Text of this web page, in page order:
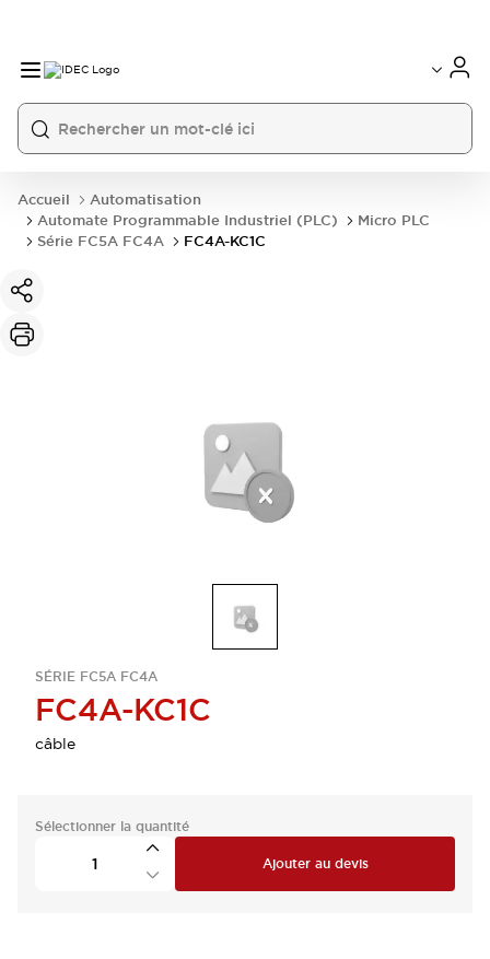
Accueil
Automatisation
Automate Programmable Industriel (PLC)
Micro PLC
Série FC5A FC4A
FC4A-KC1C
SÉRIE FC5A FC4A
FC4A-KC1C
câble
Sélectionner la quantité
Ajouter au devis